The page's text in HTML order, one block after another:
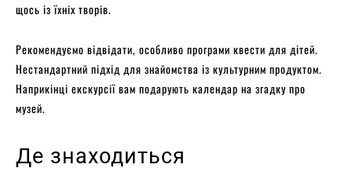
щось із їхніх творів.
Рекомендуємо відвідати, особливо програми квести для дітей.
Нестандартний підхід для знайомства із культурним продуктом.
Наприкінці екскурсії вам подарують календар на згадку про
музей.
Де знаходиться